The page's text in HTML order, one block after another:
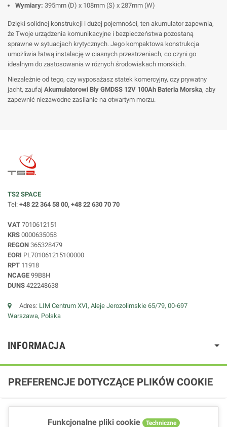
Wymiary: 395mm (D) x 108mm (S) x 287mm (W)
Dzięki solidnej konstrukcji i dużej pojemności, ten akumulator zapewnia,
że Twoje urządzenia komunikacyjne i bezpieczeństwa pozostaną
sprawne w sytuacjach krytycznych. Jego kompaktowa konstrukcja
umożliwia łatwą instalację w ciasnych przestrzeniach, co czyni go
idealnym do zastosowania w różnych środowiskach morskich.
Niezależnie od tego, czy wyposażasz statek komercyjny, czy prywatny
jacht, zaufaj Akumulatorowi Bly GMDSS 12V 100Ah Bateria Morska, aby
zapewnić niezawodne zasilanie na otwartym morzu.
TS2 SPACE
Tel: +48 22 364 58 00, +48 22 630 70 70
VAT 7010612151
KRS 0000635058
REGON 365328479
EORI PL701061215100000
RPT 11918
NCAGE 99B8H
DUNS 422248638
Adres: LIM Centrum XVI, Aleje Jerozolimskie 65/79, 00-697
Warszawa, Polska
INFORMACJA
PREFERENCJE DOTYCZĄCE PLIKÓW COOKIE
Funkcjonalne pliki cookie Techniczne